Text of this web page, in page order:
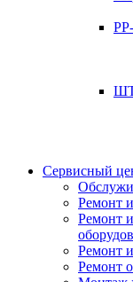
Сервисный
Ремонт
Ремонт
Ремонт
Ремонт